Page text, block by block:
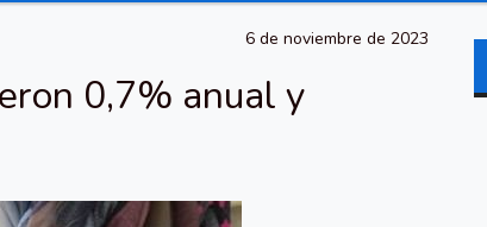
6 de noviembre de 2023
0,7% anual y